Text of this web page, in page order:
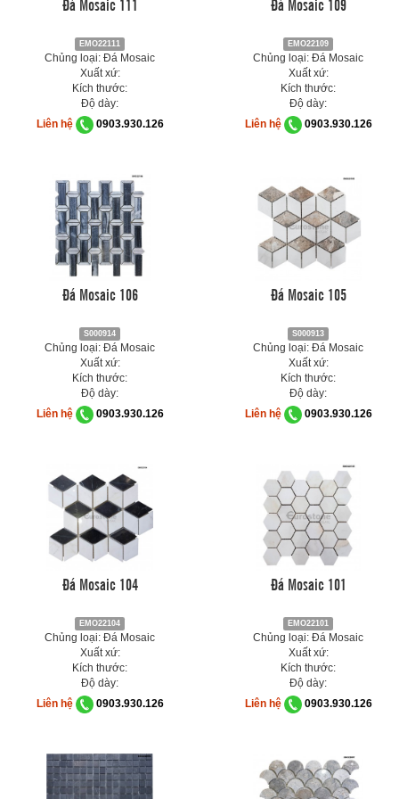
EMO22111
Chủng loại: Đá Mosaic
Xuất xứ:
Kích thước:
Độ dày:
Liên hệ
0903.930.126
EMO22109
Chủng loại: Đá Mosaic
Xuất xứ:
Kích thước:
Độ dày:
Liên hệ
0903.930.126
Đá Mosaic 106
S000914
Chủng loại: Đá Mosaic
Xuất xứ:
Kích thước:
Độ dày:
Liên hệ
0903.930.126
Đá Mosaic 105
S000913
Chủng loại: Đá Mosaic
Xuất xứ:
Kích thước:
Độ dày:
Liên hệ
0903.930.126
Đá Mosaic 104
EMO22104
Chủng loại: Đá Mosaic
Xuất xứ:
Kích thước:
Độ dày:
Liên hệ
0903.930.126
Đá Mosaic 101
EMO22101
Chủng loại: Đá Mosaic
Xuất xứ:
Kích thước:
Độ dày:
Liên hệ
0903.930.126